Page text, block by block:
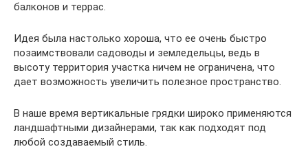
балконов и террас.
Идея была настолько хороша, что ее очень быстро
позаимствовали садоводы и земледельцы, ведь в
высоту территория участка ничем не ограничена, что
дает возможность увеличить полезное пространство.
В наше время вертикальные грядки широко применяются
ландшафтными дизайнерами, так как подходят под
любой создаваемый стиль.